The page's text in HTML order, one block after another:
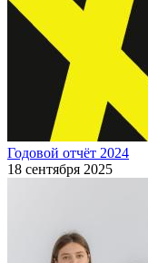
Годовой отчёт 2024
18 сентября 2025